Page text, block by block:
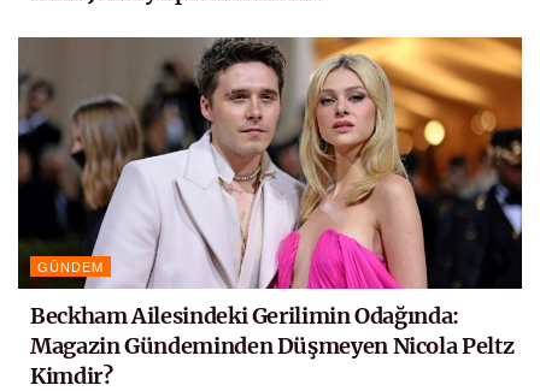
GÜNDEM
Beckham Ailesindeki Gerilimin Odağında:
Magazin Gündeminden Düşmeyen Nicola Peltz
Kimdir?